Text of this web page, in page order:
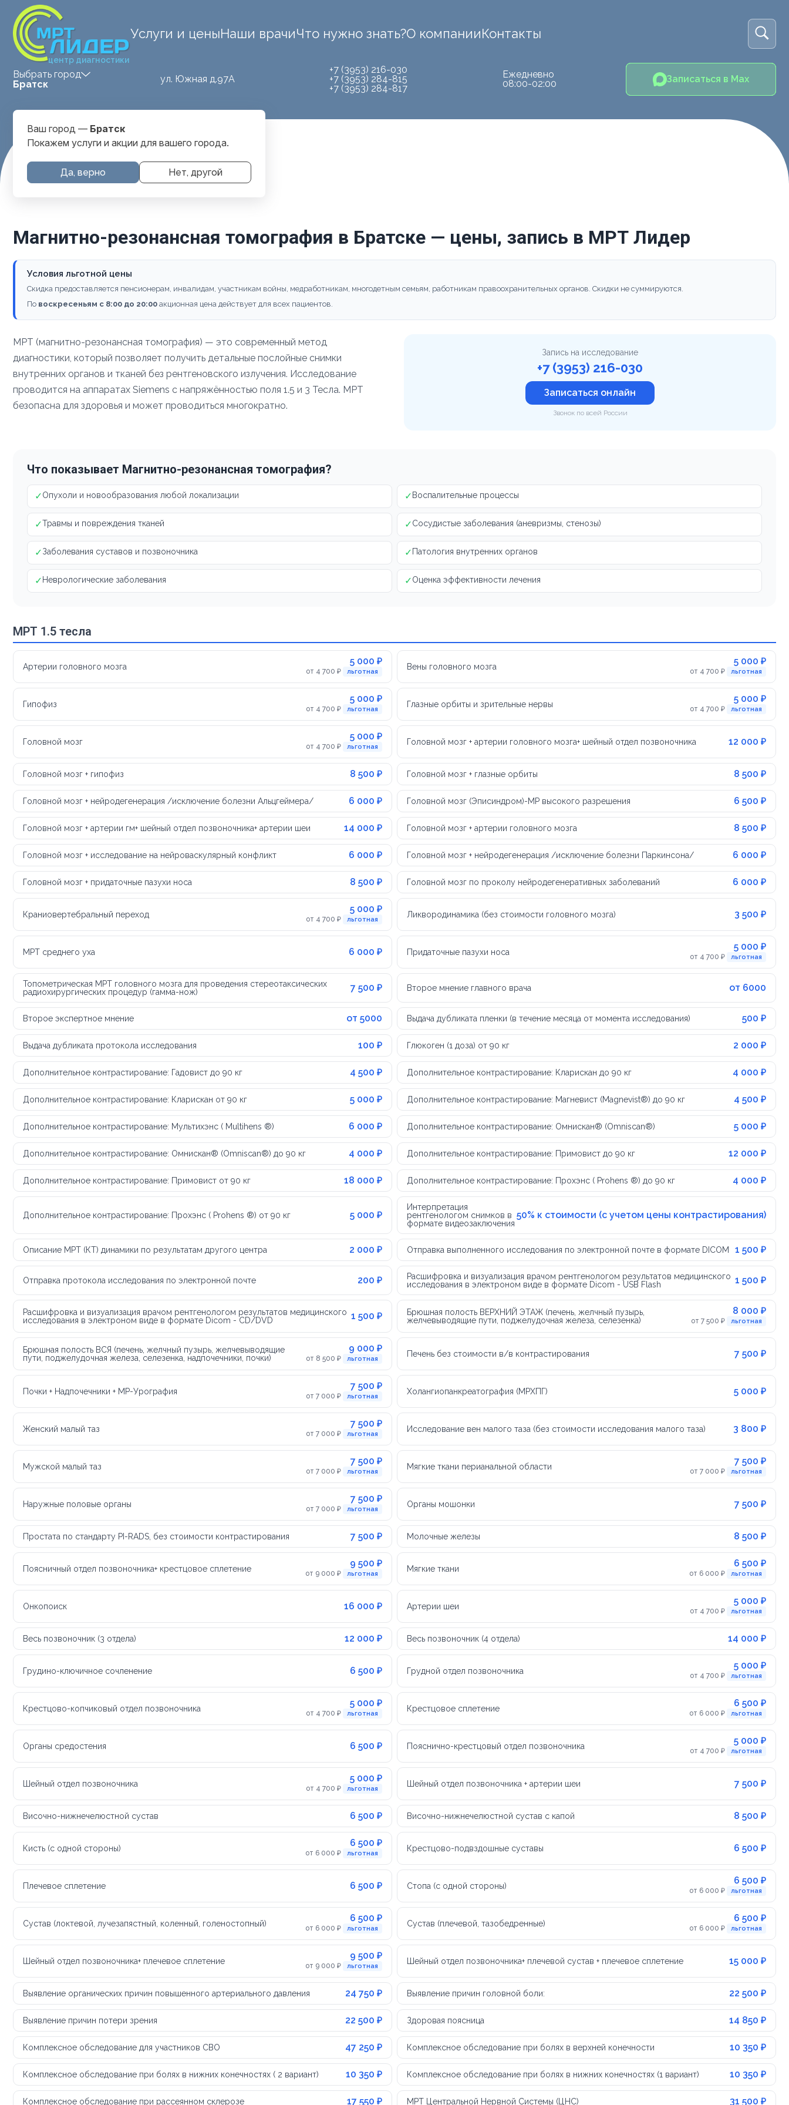
центр диагностики
Услуги и ценыНаши врачиЧто нужно знать?О компанииКонтакты
Выбрать город
Братск
ул. Южная д.97А
+7 (3953) 216-030
+7 (3953) 284-815
+7 (3953) 284-817
Ежедневно
08:00-02:00
Записаться в Max
Ваш город — Братск
Покажем услуги и акции для вашего города.
Да, верно Нет, другой
Услуги и цены
Магнитно-резонансная томография в Братске — цены, запись в МРТ Лидер
Условия льготной цены
Скидка предоставляется пенсионерам, инвалидам, участникам войны, медработникам, многодетным семьям, работникам правоохранительных органов. Скидки не суммируются.
По воскресеньям с 8:00 до 20:00 акционная цена действует для всех пациентов.
МРТ (магнитно-резонансная томография) — это современный метод
диагностики, который позволяет получить детальные послойные снимки
внутренних органов и тканей без рентгеновского излучения. Исследование
проводится на аппаратах Siemens с напряжённостью поля 1.5 и 3 Тесла. МРТ
безопасна для здоровья и может проводиться многократно.
Запись на исследование
+7 (3953) 216-030
Записаться онлайн
Звонок по всей России
Что показывает Магнитно-резонансная томография?
✓Опухоли и новообразования любой локализации ✓ Воспалительные процессы
✓Травмы и повреждения тканей ✓Сосудистые заболевания (аневризмы, стенозы)
✓Заболевания суставов и позвоночника ✓ Патология внутренних органов
✓ Неврологические заболевания ✓Оценка эффективности лечения
МРТ 1.5 тесла
Артерии головного мозга 5 000 ₽
от 4 700 ₽ льготная
Вены головного мозга 5 000 ₽
от 4 700 ₽ льготная
Гипофиз 5 000 ₽
от 4 700 ₽ льготная
Глазные орбиты и зрительные нервы 5 000 ₽
от 4 700 ₽ льготная
Головной мозг 5 000 ₽
от 4 700 ₽ льготная
Головной мозг + артерии головного мозга+ шейный отдел позвоночника 12 000 ₽
Головной мозг + гипофиз 8 500 ₽ Головной мозг + глазные орбиты 8 500 ₽
Головной мозг + нейродегенерация /исключение болезни Альцгеймера/ 6 000 ₽ Головной мозг (Эписиндром)-МР высокого разрешения 6 500 ₽
Головной мозг + артерии гм+ шейный отдел позвоночника+ артерии шеи 14 000 ₽ Головной мозг + артерии головного мозга 8 500 ₽
Головной мозг + исследование на нейроваскулярный конфликт 6 000 ₽ Головной мозг + нейродегенерация /исключение болезни Паркинсона/ 6 000 ₽
Головной мозг + придаточные пазухи носа 8 500 ₽ Головной мозг по проколу нейродегенеративных заболеваний 6 000 ₽
Краниовертебральный переход 5 000 ₽
от 4 700 ₽ льготная
Ликвородинамика (без стоимости головного мозга) 3 500 ₽
МРТ среднего уха 6 000 ₽ Придаточные пазухи носа 5 000 ₽
от 4 700 ₽ льготная
Топометрическая МРТ головного мозга для проведения стереотаксических
радиохирургических процедур (гамма-нож)
7 500 ₽ Второе мнение главного врача от 6000
Второе экспертное мнение от 5000 Выдача дубликата пленки (в течение месяца от момента исследования) 500 ₽
Выдача дубликата протокола исследования 100 ₽ Глюкоген (1 доза) от 90 кг 2 000 ₽
Дополнительное контрастирование: Гадовист до 90 кг 4 500 ₽ Дополнительное контрастирование: Кларискан до 90 кг 4 000 ₽
Дополнительное контрастирование: Кларискан от 90 кг 5 000 ₽ Дополнительное контрастирование: Магневист (Magnevist®) до 90 кг 4 500 ₽
Дополнительное контрастирование: Мультихэнс ( Multihens ®) 6 000 ₽ Дополнительное контрастирование: Омнискан® (Omniscan®) 5 000 ₽
Дополнительное контрастирование: Омнискан® (Omniscan®) до 90 кг 4 000 ₽ Дополнительное контрастирование: Примовист до 90 кг 12 000 ₽
Дополнительное контрастирование: Примовист от 90 кг 18 000 ₽ Дополнительное контрастирование: Прохэнс ( Prohens ®) до 90 кг 4 000 ₽
Дополнительное контрастирование: Прохэнс ( Prohens ®) от 90 кг 5 000 ₽
Интерпретация
рентгенологом снимков в
формате видеозаключения
50% к стоимости (с учетом цены контрастирования)
Описание МРТ (КТ) динамики по результатам другого центра 2 000 ₽ Отправка выполненного исследования по электронной почте в формате DICOM 1 500 ₽
Отправка протокола исследования по электронной почте 200 ₽
Расшифровка и визуализация врачом рентгенологом результатов медицинского
исследования в электроном виде в формате Dicom - USB Flash
1 500 ₽
Расшифровка и визуализация врачом рентгенологом результатов медицинского
исследования в электроном виде в формате Dicom - CD/DVD
1 500 ₽
Брюшная полость ВЕРХНИЙ ЭТАЖ (печень, желчный пузырь,
желчевыводящие пути, поджелудочная железа, селезенка)
8 000 ₽
от 7 500 ₽ льготная
Брюшная полость ВСЯ (печень, желчный пузырь, желчевыводящие
пути, поджелудочная железа, селезенка, надпочечники, почки)
9 000 ₽
от 8 500 ₽ льготная
Печень без стоимости в/в контрастирования 7 500 ₽
Почки + Надпочечники + МР-Урография 7 500 ₽
от 7 000 ₽ льготная
Холангиопанкреатография (МРХПГ) 5 000 ₽
Женский малый таз 7 500 ₽
от 7 000 ₽ льготная
Исследование вен малого таза (без стоимости исследования малого таза) 3 800 ₽
Мужской малый таз 7 500 ₽
от 7 000 ₽ льготная
Мягкие ткани перианальной области 7 500 ₽
от 7 000 ₽ льготная
Наружные половые органы 7 500 ₽
от 7 000 ₽ льготная
Органы мошонки 7 500 ₽
Простата по стандарту PI-RADS, без стоимости контрастирования 7 500 ₽ Молочные железы 8 500 ₽
Поясничный отдел позвоночника+ крестцовое сплетение 9 500 ₽
от 9 000 ₽ льготная
Мягкие ткани 6 500 ₽
от 6 000 ₽ льготная
Онкопоиск 16 000 ₽ Артерии шеи 5 000 ₽
от 4 700 ₽ льготная
Весь позвоночник (3 отдела) 12 000 ₽ Весь позвоночник (4 отдела) 14 000 ₽
Грудино-ключичное сочленение 6 500 ₽ Грудной отдел позвоночника 5 000 ₽
от 4 700 ₽ льготная
Крестцово-копчиковый отдел позвоночника 5 000 ₽
от 4 700 ₽ льготная
Крестцовое сплетение 6 500 ₽
от 6 000 ₽ льготная
Органы средостения 6 500 ₽ Пояснично-крестцовый отдел позвоночника 5 000 ₽
от 4 700 ₽ льготная
Шейный отдел позвоночника 5 000 ₽
от 4 700 ₽ льготная
Шейный отдел позвоночника + артерии шеи 7 500 ₽
Височно-нижнечелюстной сустав 6 500 ₽ Височно-нижнечелюстной сустав с капой 8 500 ₽
Кисть (с одной стороны) 6 500 ₽
от 6 000 ₽ льготная
Крестцово-подвздошные суставы 6 500 ₽
Плечевое сплетение 6 500 ₽ Стопа (с одной стороны) 6 500 ₽
от 6 000 ₽ льготная
Сустав (локтевой, лучезапястный, коленный, голеностопный) 6 500 ₽
от 6 000 ₽ льготная
Сустав (плечевой, тазобедренные) 6 500 ₽
от 6 000 ₽ льготная
Шейный отдел позвоночника+ плечевое сплетение 9 500 ₽
от 9 000 ₽ льготная
Шейный отдел позвоночника+ плечевой сустав + плечевое сплетение 15 000 ₽
Выявление органических причин повышенного артериального давления 24 750 ₽ Выявление причин головной боли: 22 500 ₽
Выявление причин потери зрения 22 500 ₽ Здоровая поясница 14 850 ₽
Комплексное обследование для участников СВО 47 250 ₽ Комплексное обследование при болях в верхней конечности 10 350 ₽
Комплексное обследование при болях в нижних конечностях ( 2 вариант) 10 350 ₽ Комплексное обследование при болях в нижних конечностях (1 вариант) 10 350 ₽
Комплексное обследование при рассеянном склерозе 17 550 ₽ МРТ Центральной Нервной Системы (ЦНС) 31 500 ₽